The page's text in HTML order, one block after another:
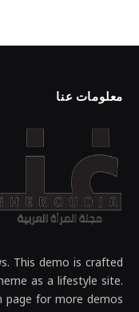
معلومات عنا
This demo is crafted
as a lifestyle site.
for more demos.